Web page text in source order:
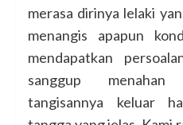
merasa dirinya lelaki
menangis apapun
mendapatkan
sanggup
tangisannya keluar